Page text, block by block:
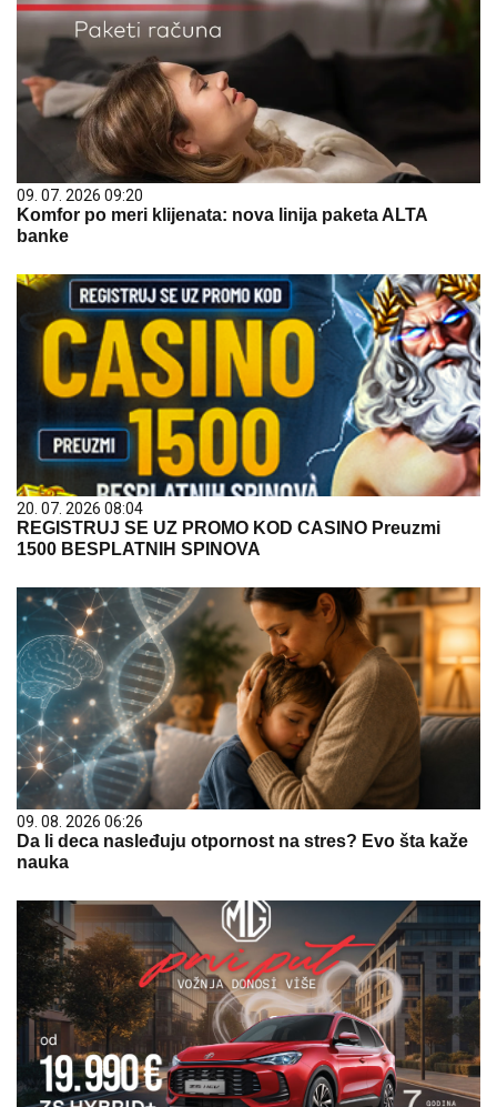
09. 07. 2026 09:20
Komfor po meri klijenata: nova linija paketa ALTA
banke
20. 07. 2026 08:04
REGISTRUJ SE UZ PROMO KOD CASINO Preuzmi
1500 BESPLATNIH SPINOVA
09. 08. 2026 06:26
Da li deca nasleđuju otpornost na stres? Evo šta kaže
nauka